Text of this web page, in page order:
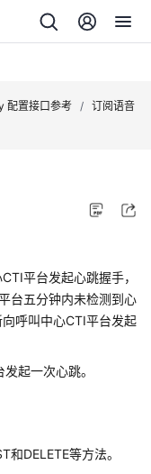
配置接口参考 / 订阅语音
平台发起心跳握手，
台五分钟内未检测到心
呼叫中心CTI平台发起
起一次心跳。
DELETE等方法。